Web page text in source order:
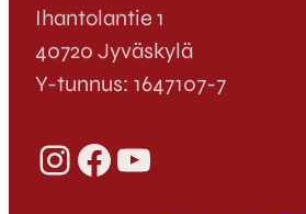
Ihantolantie 1
40720 Jyväskylä
Y-tunnus: 1647107-7
InstagramFacebook YouTube